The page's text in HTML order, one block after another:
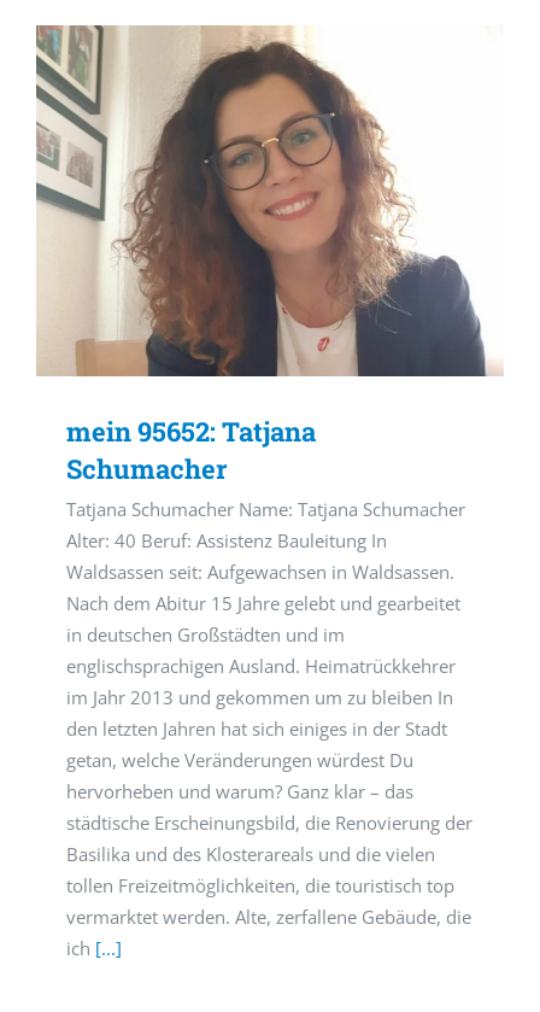
mein 95652: Tatjana
Schumacher
Tatjana Schumacher Name: Tatjana Schumacher
Alter: 40 Beruf: Assistenz Bauleitung In
Waldsassen seit: Aufgewachsen in Waldsassen.
Nach dem Abitur 15 Jahre gelebt und gearbeitet
in deutschen Großstädten und im
englischsprachigen Ausland. Heimatrückkehrer
im Jahr 2013 und gekommen um zu bleiben In
den letzten Jahren hat sich einiges in der Stadt
getan, welche Veränderungen würdest Du
hervorheben und warum? Ganz klar – das
städtische Erscheinungsbild, die Renovierung der
Basilika und des Klosterareals und die vielen
tollen Freizeitmöglichkeiten, die touristisch top
vermarktet werden. Alte, zerfallene Gebäude, die
ich [...]